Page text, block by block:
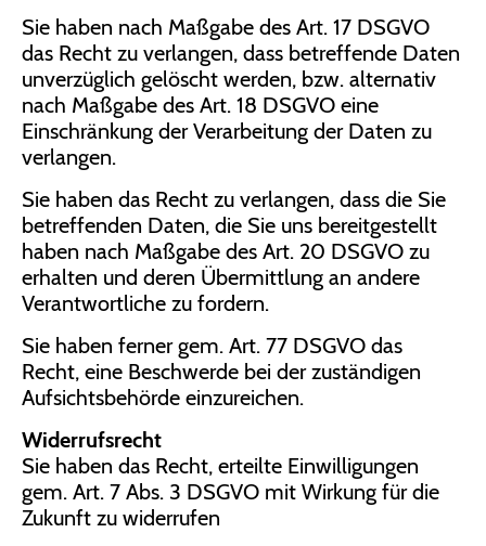
Sie haben nach Maßgabe des Art. 17 DSGVO
das Recht zu verlangen, dass betreffende Daten
unverzüglich gelöscht werden, bzw. alternativ
nach Maßgabe des Art. 18 DSGVO eine
Einschränkung der Verarbeitung der Daten zu
verlangen.
Sie haben das Recht zu verlangen, dass die Sie
betreffenden Daten, die Sie uns bereitgestellt
haben nach Maßgabe des Art. 20 DSGVO zu
erhalten und deren Übermittlung an andere
Verantwortliche zu fordern.
Sie haben ferner gem. Art. 77 DSGVO das
Recht, eine Beschwerde bei der zuständigen
Aufsichtsbehörde einzureichen.
Widerrufsrecht
Sie haben das Recht, erteilte Einwilligungen
gem. Art. 7 Abs. 3 DSGVO mit Wirkung für die
Zukunft zu widerrufen